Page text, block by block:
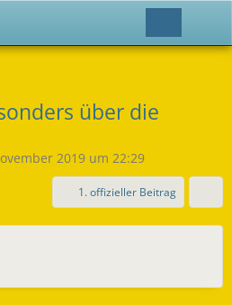
über die
2019 um 22:29
1. offizieller Beitrag